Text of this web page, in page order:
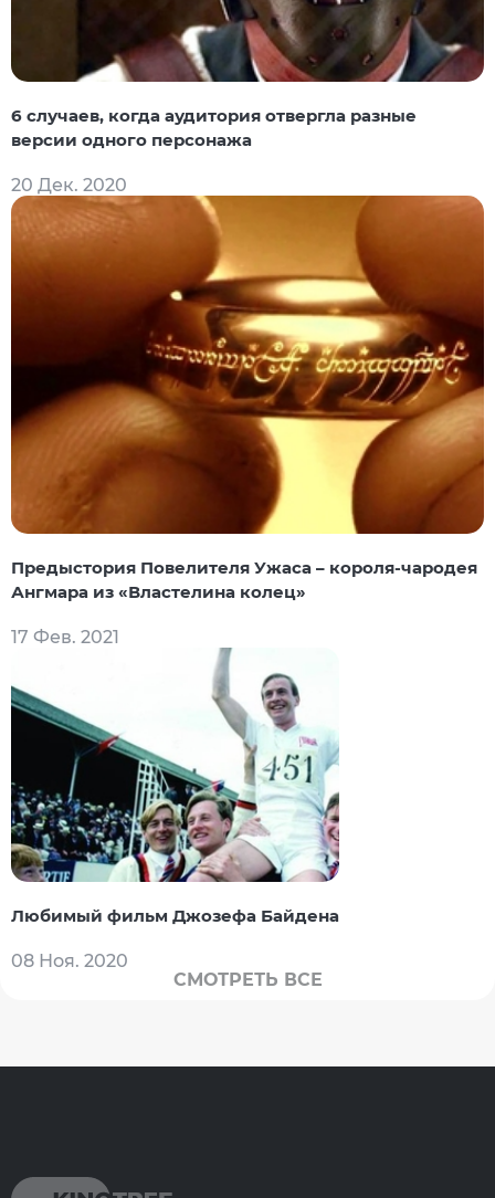
6 случаев, когда аудитория отвергла разные
версии одного персонажа
20 Дек. 2020
Предыстория Повелителя Ужаса – короля-чародея
Ангмара из «Властелина колец»
17 Фев. 2021
Любимый фильм Джозефа Байдена
08 Ноя. 2020
СМОТРЕТЬ ВСЕ